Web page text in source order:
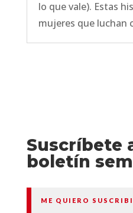
lo que vale). Estas
mujeres que luchan
Suscríbete
boletín
ME QUIERO